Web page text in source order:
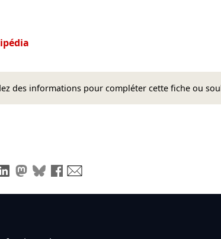
des informations pour compléter cette fiche ou
le lien
Partager sur LinkedIn
Partager sur Mastodon
Partager sur Bluesky
Partager sur Facebook